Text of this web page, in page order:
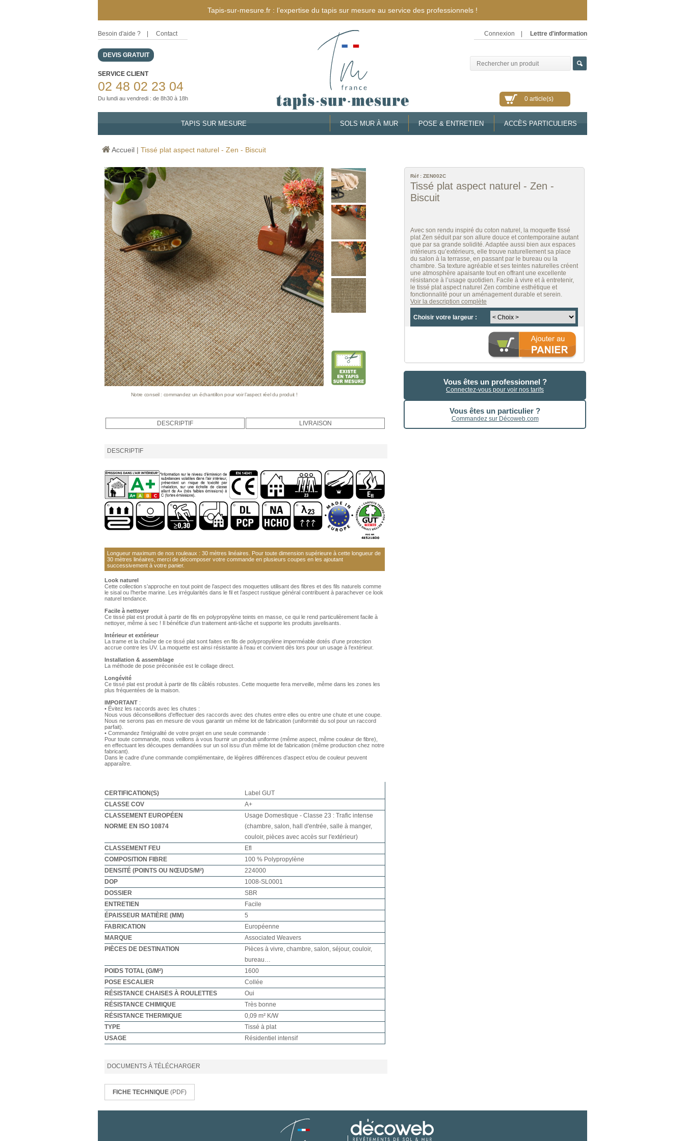
Tapis-sur-mesure.fr : l’expertise du tapis sur mesure au service des professionnels !
Besoin d'aide ? Contact
DEVIS GRATUIT
Connexion Lettre d'information
SERVICE CLIENT
02 48 02 23 04
Du lundi au vendredi : de 8h30 à 18h 0 article(s)
TAPIS SUR MESURE SOLS MUR À MUR POSE & ENTRETIEN ACCÈS PARTICULIERS
Accueil | Tissé plat aspect naturel - Zen - Biscuit
Réf : ZEN002C
Tissé plat aspect naturel - Zen -
Biscuit
Avec son rendu inspiré du coton naturel, la moquette tissé
plat Zen séduit par son allure douce et contemporaine autant
que par sa grande solidité. Adaptée aussi bien aux espaces
intérieurs qu’extérieurs, elle trouve naturellement sa place
du salon à la terrasse, en passant par le bureau ou la
chambre. Sa texture agréable et ses teintes naturelles créent
une atmosphère apaisante tout en offrant une excellente
résistance à l’usage quotidien. Facile à vivre et à entretenir,
le tissé plat aspect naturel Zen combine esthétique et
fonctionnalité pour un aménagement durable et serein.
Voir la description complète
Choisir votre largeur :
Vous êtes un professionnel ?
Connectez-vous pour voir nos tarifs
Vous êtes un particulier ?
Commandez sur Décoweb.com
Notre conseil : commandez un échantillon pour voir l’aspect réel du produit !
DESCRIPTIF LIVRAISON
DESCRIPTIF
Longueur maximum de nos rouleaux : 30 mètres linéaires. Pour toute dimension supérieure à cette longueur de
30 mètres linéaires, merci de décomposer votre commande en plusieurs coupes en les ajoutant
successivement à votre panier.
Look naturel
Cette collection s’approche en tout point de l’aspect des moquettes utilisant des fibres et des fils naturels comme
le sisal ou l’herbe marine. Les irrégularités dans le fil et l’aspect rustique général contribuent à parachever ce look
naturel tendance.
Facile à nettoyer
Ce tissé plat est produit à partir de fils en polypropylène teints en masse, ce qui le rend particulièrement facile à
nettoyer, même à sec ! Il bénéficie d’un traitement anti-tâche et supporte les produits javelisants.
Intérieur et extérieur
La trame et la chaîne de ce tissé plat sont faites en fils de polypropylène imperméable dotés d’une protection
accrue contre les UV. La moquette est ainsi résistante à l’eau et convient dès lors pour un usage à l’extérieur.
Installation & assemblage
La méthode de pose préconisée est le collage direct.
Longévité
Ce tissé plat est produit à partir de fils câblés robustes. Cette moquette fera merveille, même dans les zones les
plus fréquentées de la maison.
IMPORTANT :
• Évitez les raccords avec les chutes :
Nous vous déconseillons d’effectuer des raccords avec des chutes entre elles ou entre une chute et une coupe.
Nous ne serons pas en mesure de vous garantir un même lot de fabrication (uniformité du sol pour un raccord
parfait).
• Commandez l'intégralité de votre projet en une seule commande :
Pour toute commande, nous veillons à vous fournir un produit uniforme (même aspect, même couleur de fibre),
en effectuant les découpes demandées sur un sol issu d’un même lot de fabrication (même production chez notre
fabricant).
Dans le cadre d’une commande complémentaire, de légères différences d’aspect et/ou de couleur peuvent
apparaître.
CERTIFICATION(S)
Label GUT
CLASSE COV
A+
CLASSEMENT EUROPÉEN
NORME EN ISO 10874
Usage Domestique - Classe 23 : Trafic intense
(chambre, salon, hall d'entrée, salle à manger,
couloir, pièces avec accès sur l'extérieur)
CLASSEMENT FEU
Efl
COMPOSITION FIBRE
100 % Polypropylène
DENSITÉ (POINTS OU NŒUDS/M²)
224000
DOP
1008-SL0001
DOSSIER
SBR
ENTRETIEN
Facile
ÉPAISSEUR MATIÈRE (MM)
5
FABRICATION
Européenne
MARQUE
Associated Weavers
PIÈCES DE DESTINATION
Pièces à vivre, chambre, salon, séjour, couloir,
bureau…
POIDS TOTAL (G/M²)
1600
POSE ESCALIER
Collée
RÉSISTANCE CHAISES À ROULETTES
Oui
RÉSISTANCE CHIMIQUE
Très bonne
RÉSISTANCE THERMIQUE
0,09 m² K/W
TYPE
Tissé à plat
USAGE
Résidentiel intensif
DOCUMENTS À TÉLÉCHARGER
FICHE TECHNIQUE (PDF)